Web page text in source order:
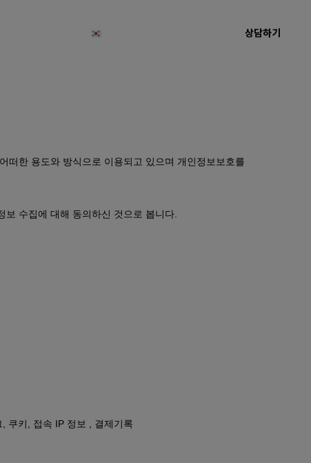
상담하기
떠한 용도와 방식으로 이용되고 있으며 개인정보보호를
수집에 대해 동의하신 것으로 봅니다.
쿠키, 접속 IP 정보 , 결제기록